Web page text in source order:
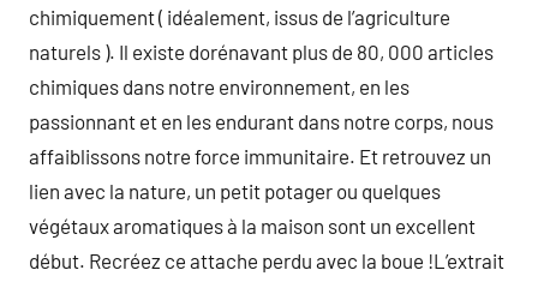
chimiquement ( idéalement, issus de l’agriculture
naturels ). Il existe dorénavant plus de 80, 000 articles
chimiques dans notre environnement, en les
passionnant et en les endurant dans notre corps, nous
affaiblissons notre force immunitaire. Et retrouvez un
lien avec la nature, un petit potager ou quelques
végétaux aromatiques à la maison sont un excellent
début. Recréez ce attache perdu avec la boue !L’extrait